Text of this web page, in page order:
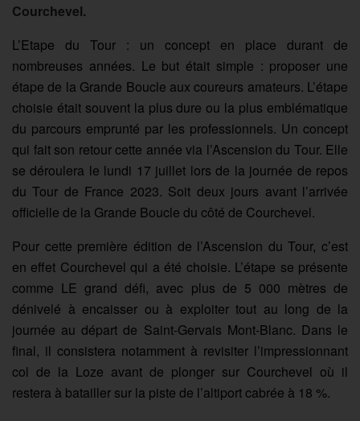
Courchevel.
L’Etape du Tour : un concept en place durant de
nombreuses années. Le but était simple : proposer une
étape de la Grande Boucle aux coureurs amateurs. L’étape
choisie était souvent la plus dure ou la plus emblématique
du parcours emprunté par les professionnels. Un concept
qui fait son retour cette année via l’Ascension du Tour. Elle
se déroulera le lundi 17 juillet lors de la journée de repos
du Tour de France 2023. Soit deux jours avant l’arrivée
officielle de la Grande Boucle du côté de Courchevel.
Pour cette première édition de l’Ascension du Tour, c’est
en effet Courchevel qui a été choisie. L’étape se présente
comme LE grand défi, avec plus de 5 000 mètres de
dénivelé à encaisser ou à exploiter tout au long de la
journée au départ de Saint-Gervais Mont-Blanc. Dans le
final, il consistera notamment à revisiter l’impressionnant
col de la Loze avant de plonger sur Courchevel où il
restera à batailler sur la piste de l’altiport cabrée à 18 %.